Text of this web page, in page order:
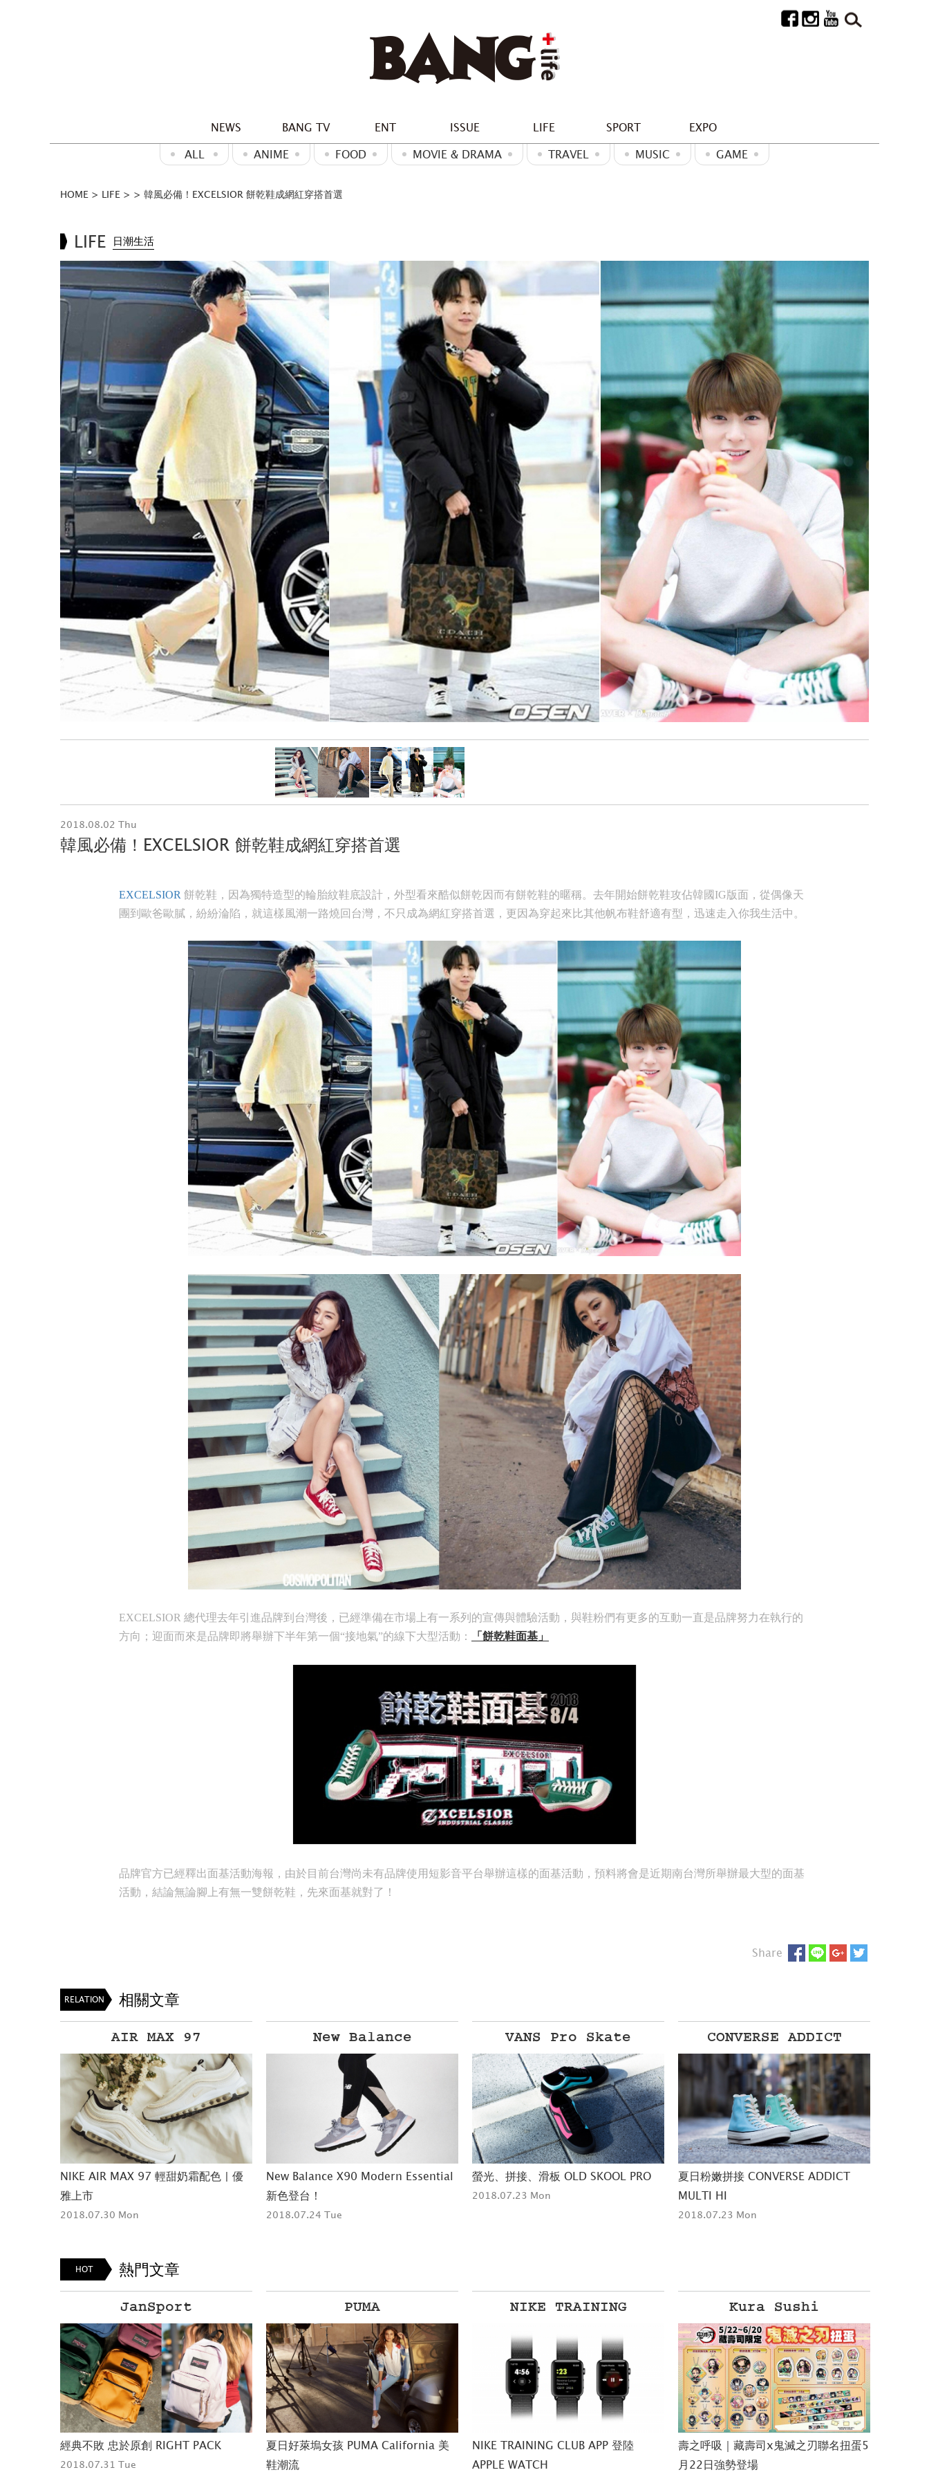
NEWS BANG TV ENT ISSUE LIFE SPORT EXPO
ALL ANIME FOOD MOVIE & DRAMA TRAVEL MUSIC GAME
HOME > LIFE > > 韓風必備！EXCELSIOR 餅乾鞋成網紅穿搭首選
LIFE 日潮生活
2018.08.02 Thu
韓風必備！EXCELSIOR 餅乾鞋成網紅穿搭首選
EXCELSIOR 餅乾鞋，因為獨特造型的輪胎紋鞋底設計，外型看來酷似餅乾因而有餅乾鞋的暱稱。去年開始餅乾鞋攻佔韓國IG版面，從偶像天
團到歐爸歐膩，紛紛淪陷，就這樣風潮一路燒回台灣，不只成為網紅穿搭首選，更因為穿起來比其他帆布鞋舒適有型，迅速走入你我生活中。
EXCELSIOR 總代理去年引進品牌到台灣後，已經準備在市場上有一系列的宣傳與體驗活動，與鞋粉們有更多的互動一直是品牌努力在執行的
方向；迎面而來是品牌即將舉辦下半年第一個“接地氣”的線下大型活動：
「餅乾鞋面基」
品牌官方已經釋出面基活動海報，由於目前台灣尚未有品牌使用短影音平台舉辦這樣的面基活動，預料將會是近期南台灣所舉辦最大型的面基
活動，結論無論腳上有無一雙餅乾鞋，先來面基就對了！
Share
RELATION 相關文章
AIR MAX 97
NIKE AIR MAX 97 輕甜奶霜配色 | 優
雅上市
2018.07.30 Mon
New Balance
New Balance X90 Modern Essential
新色登台！
2018.07.24 Tue
VANS Pro Skate
螢光、拼接、滑板 OLD SKOOL PRO
2018.07.23 Mon
CONVERSE ADDICT
夏日粉嫩拼接 CONVERSE ADDICT
MULTI HI
2018.07.23 Mon
HOT 熱門文章
PUMA
夏日好萊塢女孩 PUMA California 美
鞋潮流
NIKE TRAINING
NIKE TRAINING CLUB APP 登陸
APPLE WATCH
Kura Sushi
壽之呼吸｜藏壽司x鬼滅之刃聯名扭蛋5
月22日強勢登場
Cemelesai徹摩
排灣電音｜徹摩新作《TJAITEKU TUA
QADAW 太陽底下》將於5月31日正式